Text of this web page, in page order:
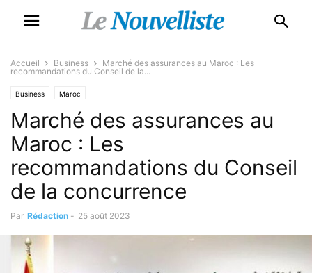
Accueil Business
Marché des assurances au Maroc : Les
recommandations du Conseil de la...
Business Maroc
Marché des assurances au
Maroc : Les
recommandations du Conseil
de la concurrence
Par Rédaction - 25 août 2023